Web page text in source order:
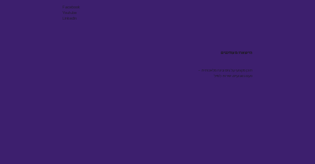
Facebook
Youtube
Linkedin
הישארו מעודכנים
תוכן מקצועי על גיוס ובינה מלאכותית -
פעם בשבועיים, ישירות למייל